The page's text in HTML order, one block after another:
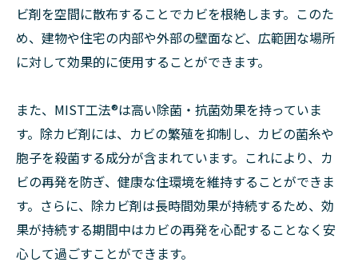
ビ剤を空間に散布することでカビを根絶します。このた
め、建物や住宅の内部や外部の壁面など、広範囲な場所
に対して効果的に使用することができます。
また、MIST工法®︎は高い除菌・抗菌効果を持っていま
す。除カビ剤には、カビの繁殖を抑制し、カビの菌糸や
胞子を殺菌する成分が含まれています。これにより、カ
ビの再発を防ぎ、健康な住環境を維持することができま
す。さらに、除カビ剤は長時間効果が持続するため、効
果が持続する期間中はカビの再発を心配することなく安
心して過ごすことができます。